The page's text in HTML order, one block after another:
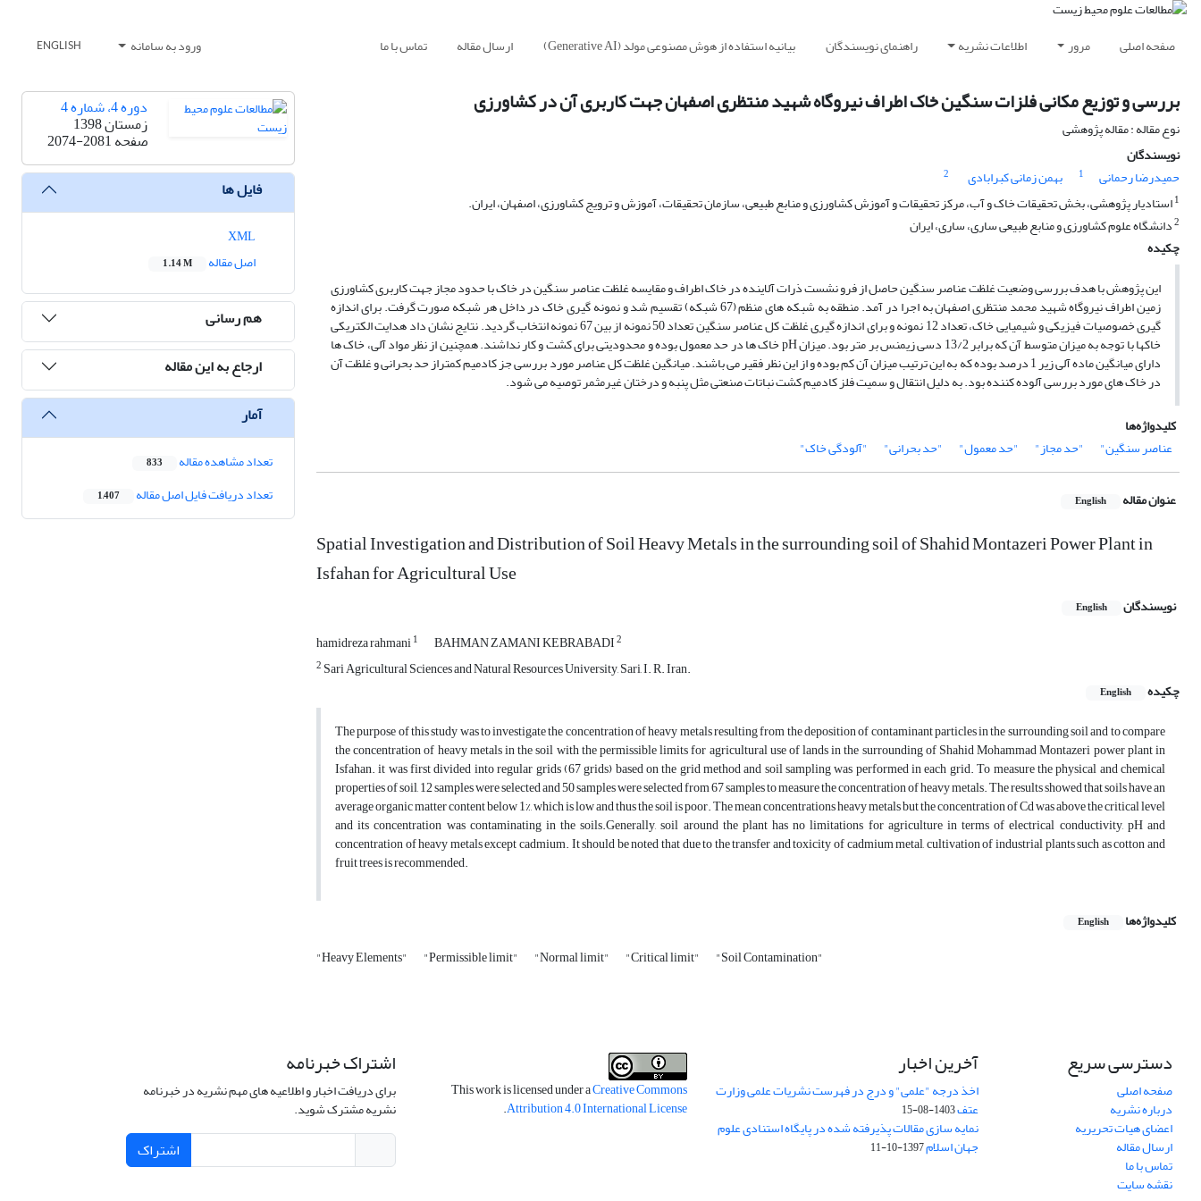
صفحه اصلی مرور اطلاعات نشریه راهنمای نویسندگان بیانیه استفاده از هوش مصنوعی مولد (Generative AI) ارسال مقاله تماس با ما ورود به سامانه ENGLISH
بررسی و توزیع مکانی فلزات سنگین خاک اطراف نیروگاه شهید منتظری اصفهان جهت کاربری آن در کشاورزی
نوع مقاله : مقاله پژوهشی
نویسندگان
حمیدرضا رحمانی
1 بهمن زمانی کبرابادی
2
1استادیار پژوهشی، بخش تحقیقات خاک و آب، مرکز تحقیقات و آموزش کشاورزی و منابع طبیعی، سازمان تحقیقات، آموزش و ترویج کشاورزی، اصفهان، ایران.
2دانشگاه علوم کشاورزی و منابع طبیعی ساری، ساری، ایران
چکیده
این پژوهش با هدف بررسی وضعیت غلظت عناصر سنگین حاصل از فرو نشست ذرات آلاینده در خاک اطراف و مقایسه غلظت عناصر سنگین در خاک با حدود مجاز جهت کاربری کشاورزی
زمین اطراف نیروگاه شهید محمد منتظری اصفهان به اجرا در آمد. منطقه به شبکه های منظم (67 شبکه) تقسیم شد و نمونه گیری خاک در داخل هر شبکه صورت گرفت. برای اندازه
گیری خصوصیات فیزیکی و شیمیایی خاک، تعداد 12 نمونه و برای اندازه گیری غلظت کل عناصر سنگین تعداد 50 نمونه از بین 67 نمونه انتخاب گردید. نتایج نشان داد هدایت الکتریکی
خاکها با توجه به میزان متوسط آن که برابر 13/2 دسی زیمنس بر متر بود. میزان pH خاک ها در حد معمول بوده و محدودیتی برای کشت و کار نداشند. همچنین از نظر مواد آلی، خاک ها
دارای میانگین ماده آلی زیر 1 درصد بوده که به این ترتیب میزان آن کم بوده و از این نظر فقیر می باشند. میانگین غلظت کل عناصر مورد بررسی جز کادمیم کمتراز حد بحرانی و غلظت آن
در خاک های مورد بررسی آلوده کننده بود. به دلیل انتقال و سمیت فلز کادمیم کشت نباتات صنعتی مثل پنبه و درختان غیرمثمر توصیه می شود.
کلیدواژه‌ها
عناصر سنگین"
"حد مجاز" "حد معمول" "حد بحرانی" "آلودگی خاک"
عنوان مقاله English
Spatial Investigation and Distribution of Soil Heavy Metals in the surrounding soil of Shahid Montazeri Power Plant in
Isfahan for Agricultural Use
نویسندگان English
hamidreza rahmani1 BAHMAN ZAMANI KEBRABADI2
2 Sari Agricultural Sciences and Natural Resources University, Sari, I. R. Iran.
چکیده
English
The purpose of this study was to investigate the concentration of heavy metals resulting from the deposition of contaminant particles in the surrounding soil and to compare
the concentration of heavy metals in the soil with the permissible limits for agricultural use of lands in the surrounding of Shahid Mohammad Montazeri power plant in
Isfahan. it was first divided into regular grids (67 grids) based on the grid method and soil sampling was performed in each grid. To measure the physical and chemical
properties of soil, 12 samples were selected and 50 samples were selected from 67 samples to measure the concentration of heavy metals. The results showed that soils have an
average organic matter content below 1%, which is low and thus the soil is poor. The mean concentrations heavy metals but the concentration of Cd was above the critical level
and its concentration was contaminating in the soils.Generally, soil around the plant has no limitations for agriculture in terms of electrical conductivity, pH and
concentration of heavy metals except cadmium. It should be noted that due to the transfer and toxicity of cadmium metal, cultivation of industrial plants such as cotton and
fruit trees is recommended.
کلیدواژه‌ها English
"Heavy Elements" "Permissible limit" "Normal limit" "Critical limit" "Soil Contamination"
دوره 4، شماره 4
زمستان 1398
صفحه2074-2081
فایل ها
اصل مقاله
1.14 M
هم رسانی
ارجاع به این مقاله
آمار
تعداد مشاهده مقاله 833
تعداد دریافت فایل اصل مقاله 1,407
دسترسی سریع
صفحه اصلی
درباره نشریه
اعضای هیات تحریریه
ارسال مقاله
تماس با ما
نقشه سایت
آخرین اخبار
اخذ درجه "علمی" و درج در فهرست نشریات علمی وزارت
عتف1403-08-15
نمایه سازی مقالات پذیرفته شده در پایگاه استنادی علوم
جهان اسلام1397-10-11
This work is licensed under aCreative Commons
Attribution 4.0 International License
.
اشتراک خبرنامه
برای دریافت اخبار و اطلاعیه های مهم نشریه در خبرنامه
نشریه مشترک شوید.
اشتراک